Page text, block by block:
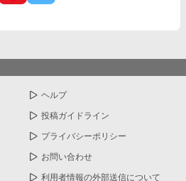
第1話〜35話 《最凶の天空迷宮編》第
に落とされた僕。偶然見つけたスキ
無双します！～』となっております。
断転載はご遠慮ください。
ヘルプ
投稿ガイドライン
プライバシーポリシー
お問い合わせ
利用者情報の外部送信について